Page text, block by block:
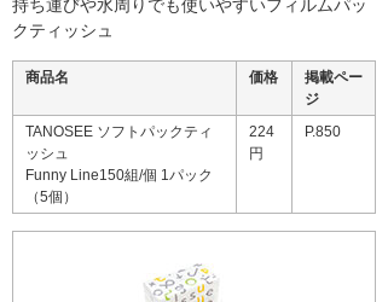
持ち運びや水周りでも使いやすいフィルムパッ
クティッシュ
商品名 価格
掲載ペー
ジ
TANOSEE ソフトパックティ
ッシュ
Funny Line150組/個 1パック
（5個）
224
円
P.850